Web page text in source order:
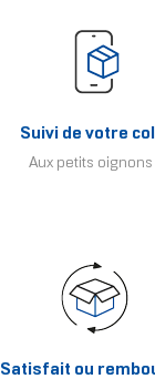
Suivi de votre
Aux petits oignons
Satisfait ou